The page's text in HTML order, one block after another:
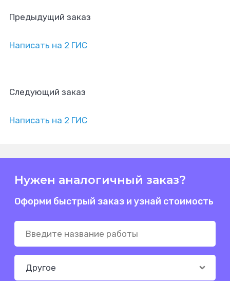
Предыдущий заказ
Написать на 2 ГИС
Следующий заказ
Написать на 2 ГИС
Нужен аналогичный заказ?
Оформи быстрый заказ и узнай стоимость